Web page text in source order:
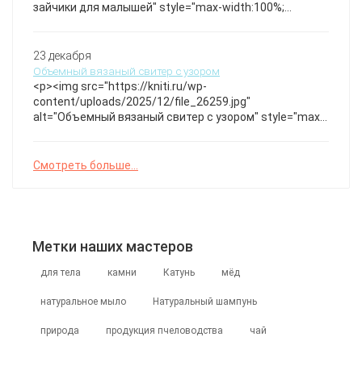
зайчики для малышей" style="max-width:100%;
создающие нежный и игривый образ для маленьких
ножек. Бесплатное описание ушек зайки
23 декабря
Объемный вязаный свитер с узором
<p><img src="https://kniti.ru/wp-
content/uploads/2025/12/file_26259.jpg"
alt="Объемный вязаный свитер с узором" style="max-
элементами на рукавах, которые придают изделию
Смотреть больше...
Метки наших мастеров
для тела камни Катунь мёд
натуральное мыло Натуральный шампунь
природа продукция пчеловодства чай